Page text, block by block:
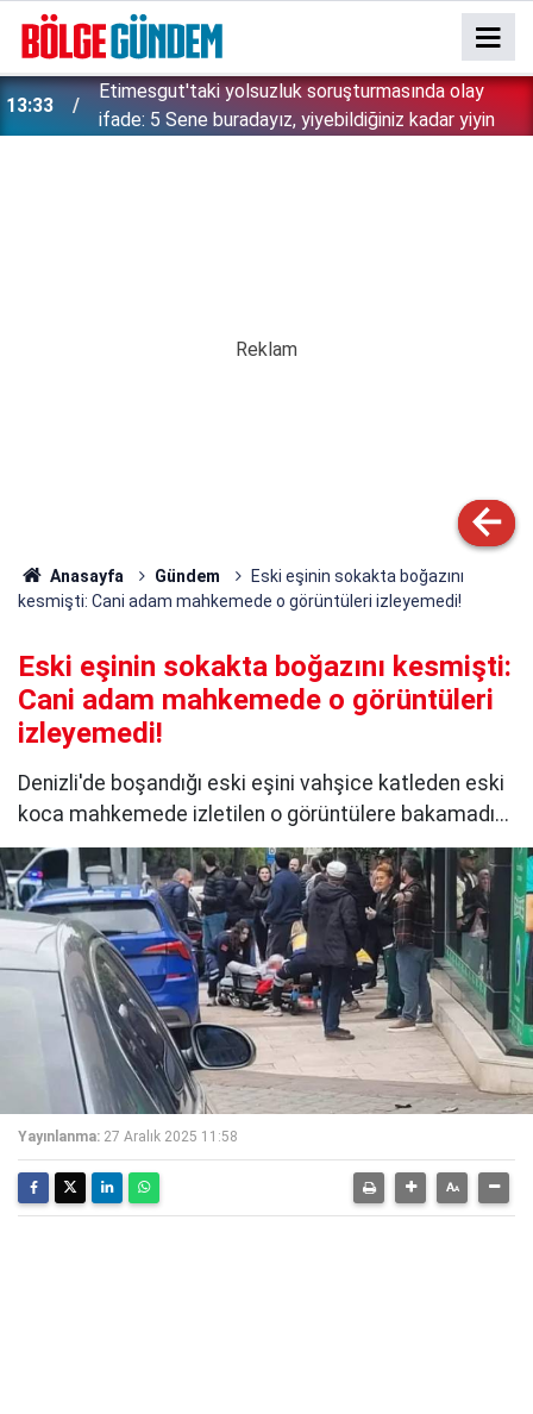
13:33
Etimesgut'taki yolsuzluk soruşturmasında olay
ifade: 5 Sene buradayız, yiyebildiğiniz kadar yiyin
Anasayfa Gündem
Eski eşinin sokakta boğazını
kesmişti: Cani adam mahkemede o görüntüleri izleyemedi!
Eski eşinin sokakta boğazını kesmişti:
Cani adam mahkemede o görüntüleri
izleyemedi!
Denizli'de boşandığı eski eşini vahşice katleden eski
koca mahkemede izletilen o görüntülere bakamadı...
Yayınlanma: 27 Aralık 2025 11:58